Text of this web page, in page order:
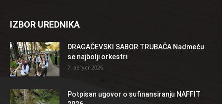
IZBOR UREDNIKA
DRAGAČEVSKI SABOR TRUBAČA Nadmeću
se najbolji orkestri
7. август 2026.
Potpisan ugovor o sufinansiranju NAFFIT